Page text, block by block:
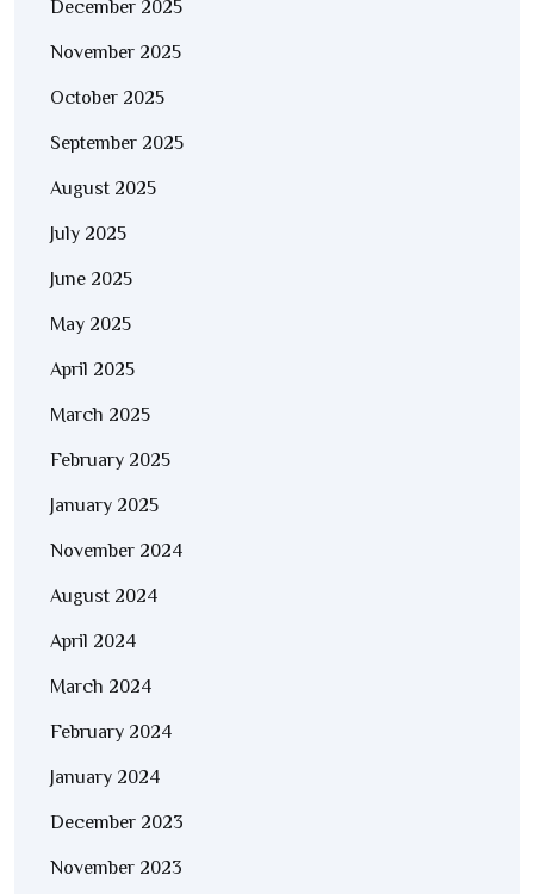
December 2025
November 2025
October 2025
September 2025
August 2025
July 2025
June 2025
May 2025
April 2025
March 2025
February 2025
January 2025
November 2024
August 2024
April 2024
March 2024
February 2024
January 2024
December 2023
November 2023